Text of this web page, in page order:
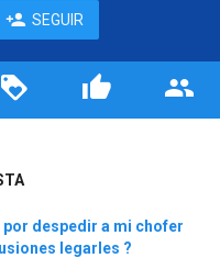
SEGUIR
despedir a mi chofer
legarles ?